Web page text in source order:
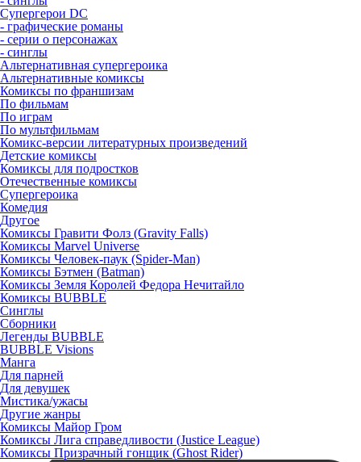
Супергерои DC
- графические романы
- серии о персонажах
- синглы
Альтернативная супергероика
Альтернативные комиксы
Комиксы по франшизам
По фильмам
По играм
По мультфильмам
Комикс-версии литературных произведений
Детские комиксы
Комиксы для подростков
Отечественные комиксы
Супергероика
Комедия
Другое
Комиксы Гравити Фолз (Gravity Falls)
Комиксы Marvel Universe
Комиксы Человек-паук (Spider-Man)
Комиксы Бэтмен (Batman)
Комиксы Земля Королей Федора Нечитайло
Комиксы BUBBLE
Синглы
Сборники
Легенды BUBBLE
BUBBLE Visions
Манга
Для парней
Для девушек
Мистика/ужасы
Другие жанры
Комиксы Майор Гром
Комиксы Лига справедливости (Justice League)
Комиксы Призрачный гонщик (Ghost Rider)